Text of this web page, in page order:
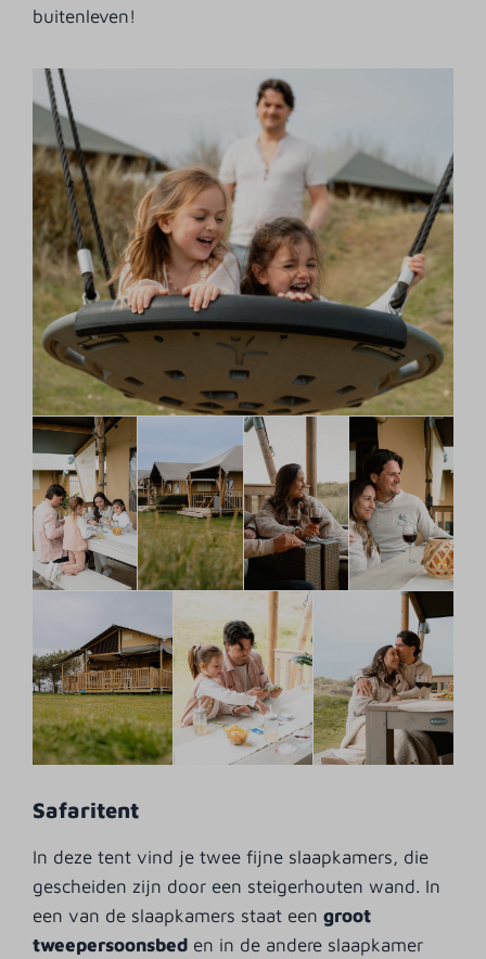
buitenleven!
Safaritent
In deze tent vind je twee fijne slaapkamers, die
gescheiden zijn door een steigerhouten wand. In
een van de slaapkamers staat eengroot
tweepersoonsbed en in de andere slaapkamer